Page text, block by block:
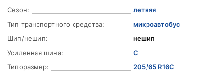
Сезон:
летняя
Тип транспортного средства:
микроавтобус
Шип/нешип:
нешип
Усиленная шина:
C
Типоразмер:
205/65 R16C